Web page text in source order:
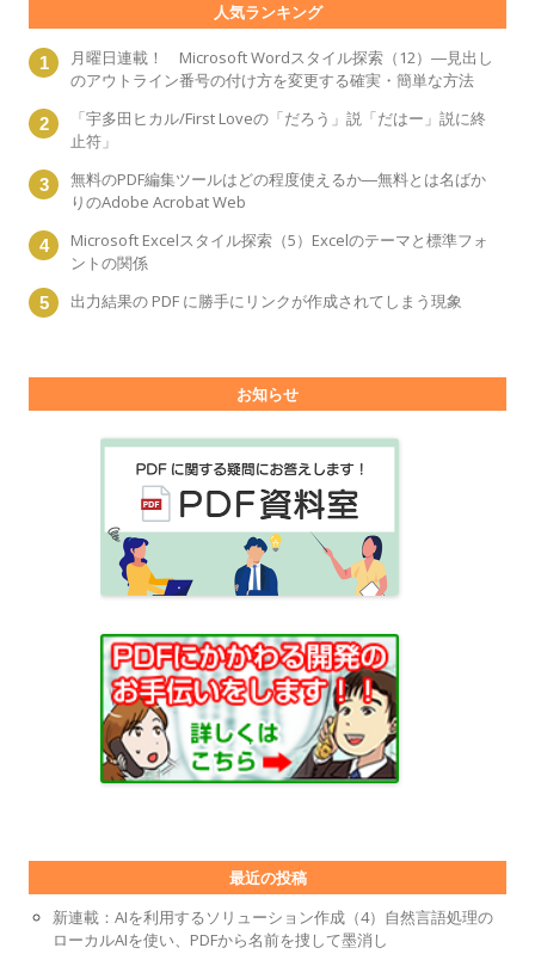
人気ランキング
月曜日連載！ Microsoft Wordスタイル探索（12）―見出し
のアウトライン番号の付け方を変更する確実・簡単な方法
「宇多田ヒカル/First Loveの「だろう」説「だはー」説に終
止符」
無料のPDF編集ツールはどの程度使えるか―無料とは名ばか
りのAdobe Acrobat Web
Microsoft Excelスタイル探索（5）Excelのテーマと標準フォ
ントの関係
出力結果の PDF に勝手にリンクが作成されてしまう現象
お知らせ
最近の投稿
新連載：AIを利用するソリューション作成（4）自然言語処理の
ローカルAIを使い、PDFから名前を捜して墨消し